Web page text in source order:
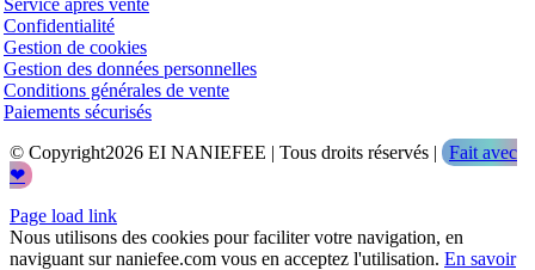
Confidentialité
Gestion de cookies
Gestion des données personnelles
Conditions générales de vente
Paiements sécurisés
© Copyright2026 EI NANIEFEE | Tous droits réservés |
Fait avec
❤
Page load link
Nous utilisons des cookies pour faciliter votre navigation, en
naviguant sur naniefee.com vous en acceptez l'utilisation. En savoir